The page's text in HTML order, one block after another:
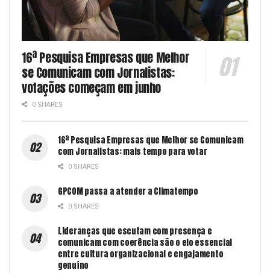
16ª Pesquisa Empresas que Melhor
se Comunicam com Jornalistas:
votações começam em junho
0 SHARES
16ª Pesquisa Empresas que Melhor se Comunicam
com Jornalistas: mais tempo para votar
0 SHARES
GPCOM passa a atender a Climatempo
0 SHARES
Lideranças que escutam com presença e
comunicam com coerência são o elo essencial
entre cultura organizacional e engajamento
genuíno